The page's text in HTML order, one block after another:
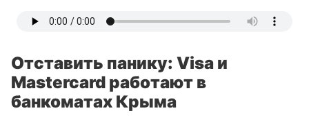
Отставить панику: Visa и
Mastercard работают в
банкоматах Крыма